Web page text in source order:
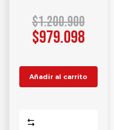
$1.200.900
$979.098
Añadir al carrito